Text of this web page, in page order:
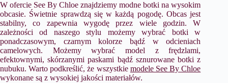
W ofercie See By Chloe znajdziemy modne botki na wysokim
obcasie. Świetnie sprawdzą się w każdą pogodę. Obcas jest
stabilny, co zapewnia wygodę przez wiele godzin. W
zależności od naszego stylu możemy wybrać botki w
ponadczasowym, czarnym kolorze bądź w odcieniach
camelowych. Możemy wybrać model z frędzlami,
efektownymi, skórzanymi paskami bądź sznurowane botki z
nubuku. Warto podkreślić, że wszystkie modele See By Chloe
wykonane są z wysokiej jakości materiałów.